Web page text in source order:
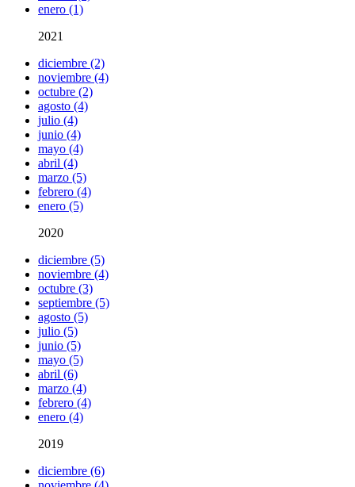
enero (1)
2021
diciembre (2)
noviembre (4)
octubre (2)
agosto (4)
julio (4)
junio (4)
mayo (4)
abril (4)
marzo (5)
febrero (4)
enero (5)
2020
diciembre (5)
noviembre (4)
octubre (3)
septiembre (5)
agosto (5)
julio (5)
junio (5)
mayo (5)
abril (6)
marzo (4)
febrero (4)
enero (4)
2019
diciembre (6)